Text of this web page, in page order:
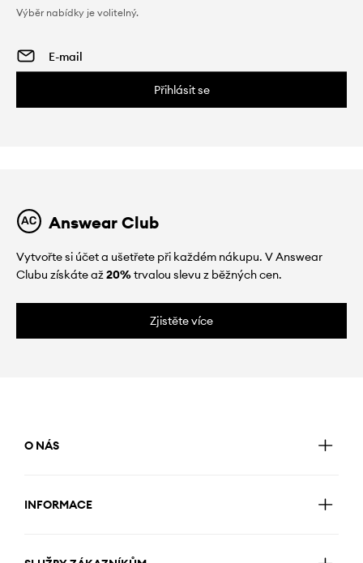
Výběr nabídky je volitelný.
Přihlásit se
Answear Club
Vytvořte si účet a ušetřete při každém nákupu. V Answear
Clubu získáte až20%trvalou slevu z běžných cen.
Zjistěte více
O NÁS
INFORMACE